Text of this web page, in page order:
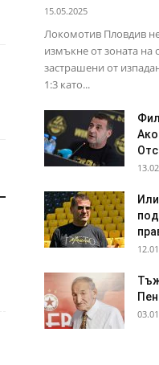
15.05.2025
Локомотив Пловдив
измъкне от зоната на
застрашени от
1:3 като...